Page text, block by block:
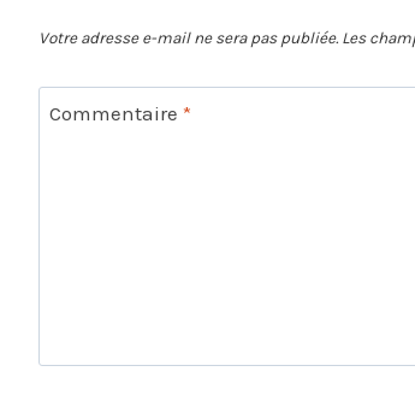
Votre adresse e-mail ne sera pas publiée. Les
Commentaire *